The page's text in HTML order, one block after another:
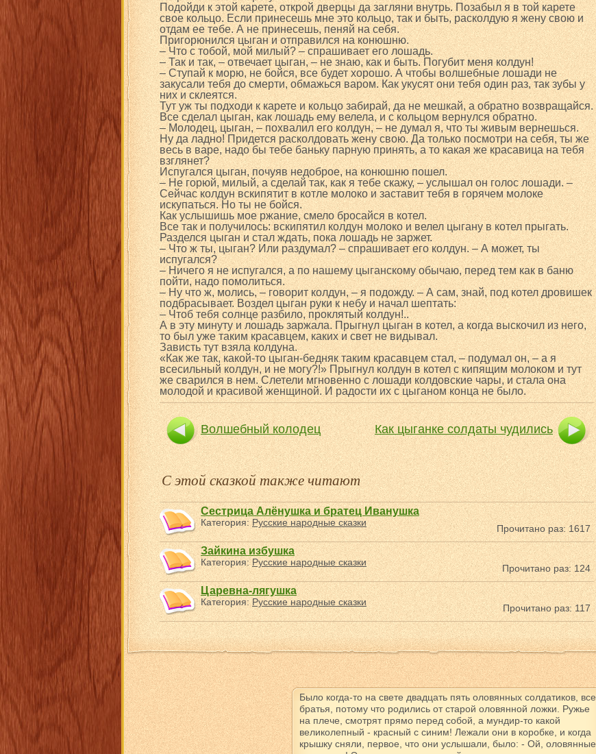
Подойди к этой карете, открой дверцы да загляни внутрь. Позабыл я в той карете
свое кольцо. Если принесешь мне это кольцо, так и быть, расколдую я жену свою и
отдам ее тебе. А не принесешь, пеняй на себя.
Пригорюнился цыган и отправился на конюшню.
– Что с тобой, мой милый? – спрашивает его лошадь.
– Так и так, – отвечает цыган, – не знаю, как и быть. Погубит меня колдун!
– Ступай к морю, не бойся, все будет хорошо. А чтобы волшебные лошади не
закусали тебя до смерти, обмажься варом. Как укусят они тебя один раз, так зубы у
них и склеятся.
Тут уж ты подходи к карете и кольцо забирай, да не мешкай, а обратно возвращайся.
Все сделал цыган, как лошадь ему велела, и с кольцом вернулся обратно.
– Молодец, цыган, – похвалил его колдун, – не думал я, что ты живым вернешься.
Ну да ладно! Придется расколдовать жену свою. Да только посмотри на себя, ты же
весь в варе, надо бы тебе баньку парную принять, а то какая же красавица на тебя
взглянет?
Испугался цыган, почуяв недоброе, на конюшню пошел.
– Не горюй, милый, а сделай так, как я тебе скажу, – услышал он голос лошади. –
Сейчас колдун вскипятит в котле молоко и заставит тебя в горячем молоке
искупаться. Но ты не бойся.
Как услышишь мое ржание, смело бросайся в котел.
Все так и получилось: вскипятил колдун молоко и велел цыгану в котел прыгать.
Разделся цыган и стал ждать, пока лошадь не заржет.
– Что ж ты, цыган? Или раздумал? – спрашивает его колдун. – А может, ты
испугался?
– Ничего я не испугался, а по нашему цыганскому обычаю, перед тем как в баню
пойти, надо помолиться.
– Ну что ж, молись, – говорит колдун, – я подожду. – А сам, знай, под котел дровишек
подбрасывает. Воздел цыган руки к небу и начал шептать:
– Чтоб тебя солнце разбило, проклятый колдун!..
А в эту минуту и лошадь заржала. Прыгнул цыган в котел, а когда выскочил из него,
то был уже таким красавцем, каких и свет не видывал.
Зависть тут взяла колдуна.
«Как же так, какой-то цыган-бедняк таким красавцем стал, – подумал он, – а я
всесильный колдун, и не могу?!» Прыгнул колдун в котел с кипящим молоком и тут
же сварился в нем. Слетели мгновенно с лошади колдовские чары, и стала она
молодой и красивой женщиной. И радости их с цыганом конца не было.
Волшебный колодец Как цыганке солдаты чудились
С этой сказкой также читают
Сестрица Алёнушка и братец Иванушка
Категория:Русские народные сказки
Прочитано раз: 1617
Зайкина избушка
Категория:Русские народные сказки
Прочитано раз: 124
Царевна-лягушка
Категория:Русские народные сказки
Прочитано раз: 117
Было когда-то на свете двадцать пять оловянных солдатиков, все
братья, потому что родились от старой оловянной ложки. Ружье
на плече, смотрят прямо перед собой, а мундир-то какой
великолепный - красный с синим! Лежали они в коробке, и когда
крышку сняли, первое, что они услышали, было: - Ой, оловянные